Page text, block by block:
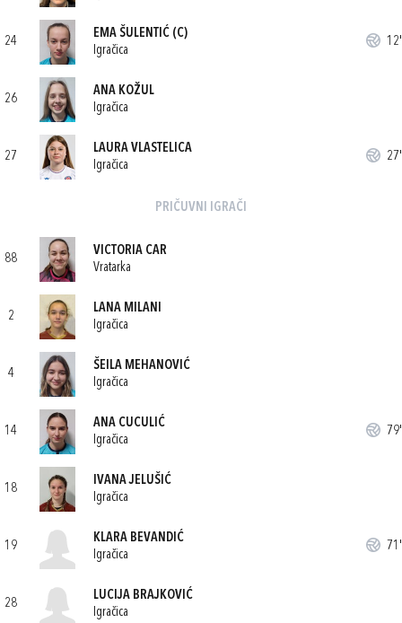
24
EMA ŠULENTIĆ (C)
Igračica
12'
26
ANA KOŽUL
Igračica
27
LAURA VLASTELICA
Igračica
27'
PRIČUVNI IGRAČI
88
VICTORIA CAR
Vratarka
2
LANA MILANI
Igračica
4
ŠEILA MEHANOVIĆ
Igračica
14
ANA CUCULIĆ
Igračica
79'
18
IVANA JELUŠIĆ
Igračica
19
KLARA BEVANDIĆ
Igračica
71'
28
LUCIJA BRAJKOVIĆ
Igračica